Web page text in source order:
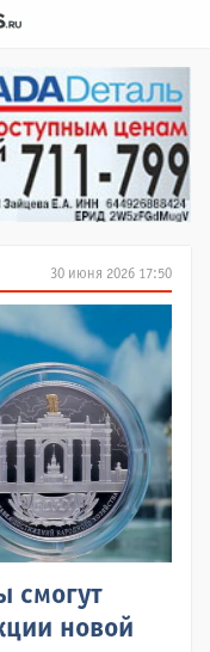
30 июня 2026 17:50
смогут
новой